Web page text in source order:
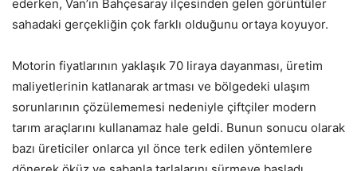
ederken, Van’ın Bahçesaray ilçesinden gelen görüntüler
sahadaki gerçekliğin çok farklı olduğunu ortaya koyuyor.
Motorin fiyatlarının yaklaşık 70 liraya dayanması, üretim
maliyetlerinin katlanarak artması ve bölgedeki ulaşım
sorunlarının çözülememesi nedeniyle çiftçiler modern
tarım araçlarını kullanamaz hale geldi. Bunun sonucu olarak
bazı üreticiler onlarca yıl önce terk edilen yöntemlere